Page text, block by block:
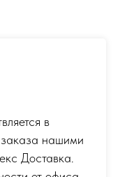
в
нашими
Доставка.